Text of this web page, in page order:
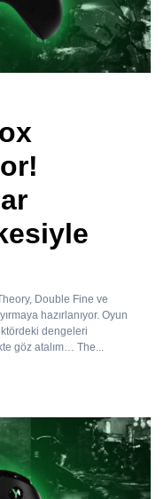
Double Fine ve
hazırlanıyor. Oyun
dengeleri
göz atalım… The...